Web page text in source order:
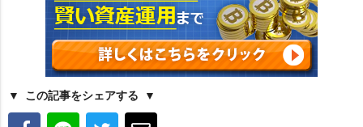
この記事をシェアする